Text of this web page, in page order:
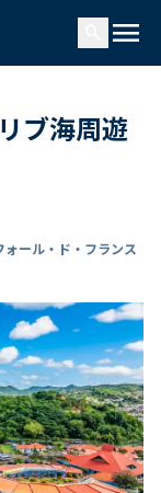
menu
ブ海周遊
ール・ド・フランス